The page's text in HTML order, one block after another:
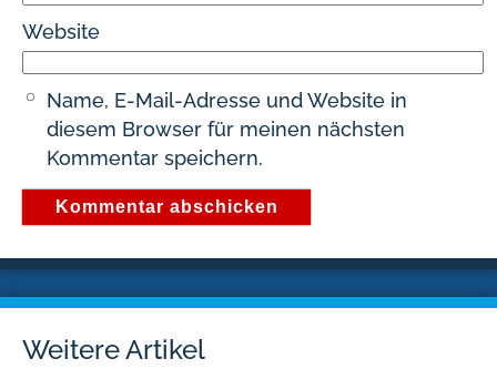
Website
Name, E-Mail-Adresse und Website in
diesem Browser für meinen nächsten
Kommentar speichern.
Weitere Artikel